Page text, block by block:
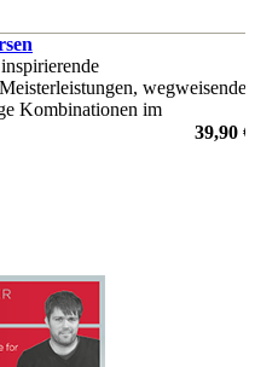
wegweisende
Kombinationen im
der Karriere von Bent39,90 €